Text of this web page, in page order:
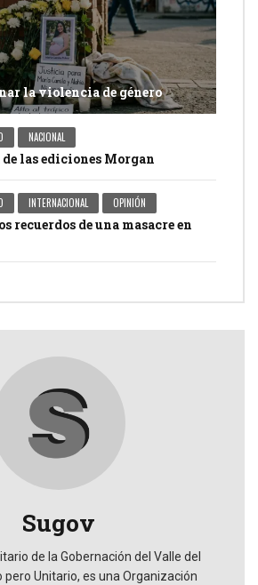
la violencia de género
NACIONAL
las ediciones Morgan
INTERNACIONAL OPINIÓN
recuerdos de una masacre en
Sugov
de la Gobernación del Valle del
pero Unitario, es una Organización